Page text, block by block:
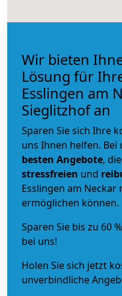
Wir bieten
Lösung für
Esslingen am
Sieglitzhof an
Sparen Sie sich Ihre
uns Ihnen helfen. Bei
besten Angebote,
stressfreien und
Esslingen am Neckar
ermöglichen können.
Sparen Sie bis zu 60
bei uns!
Holen Sie sich jetzt
unverbindliche